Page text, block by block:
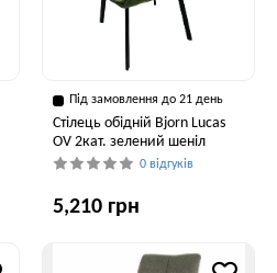
Під замовлення до 21 день
Стілець обідній Bjorn Lucas
OV 2кат. зелений шеніл
0 відгуків
5,210 грн